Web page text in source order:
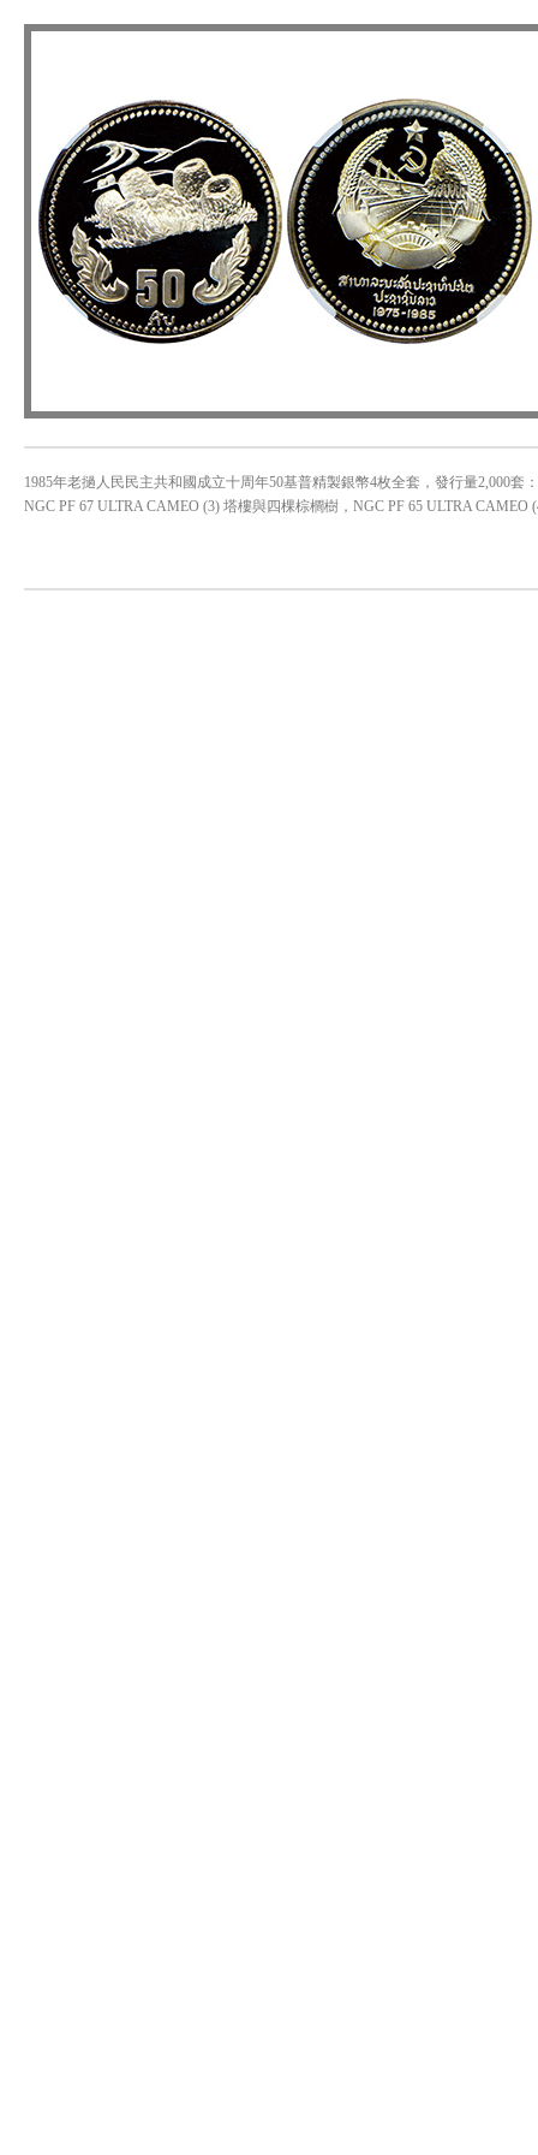
1985年老撾人民民主共和國成立十周年50基普精製銀幣4枚全套，發行量2,000套
NGC PF 67 ULTRA CAMEO (3) 塔樓與四棵棕櫚樹，NGC PF 65 ULTRA